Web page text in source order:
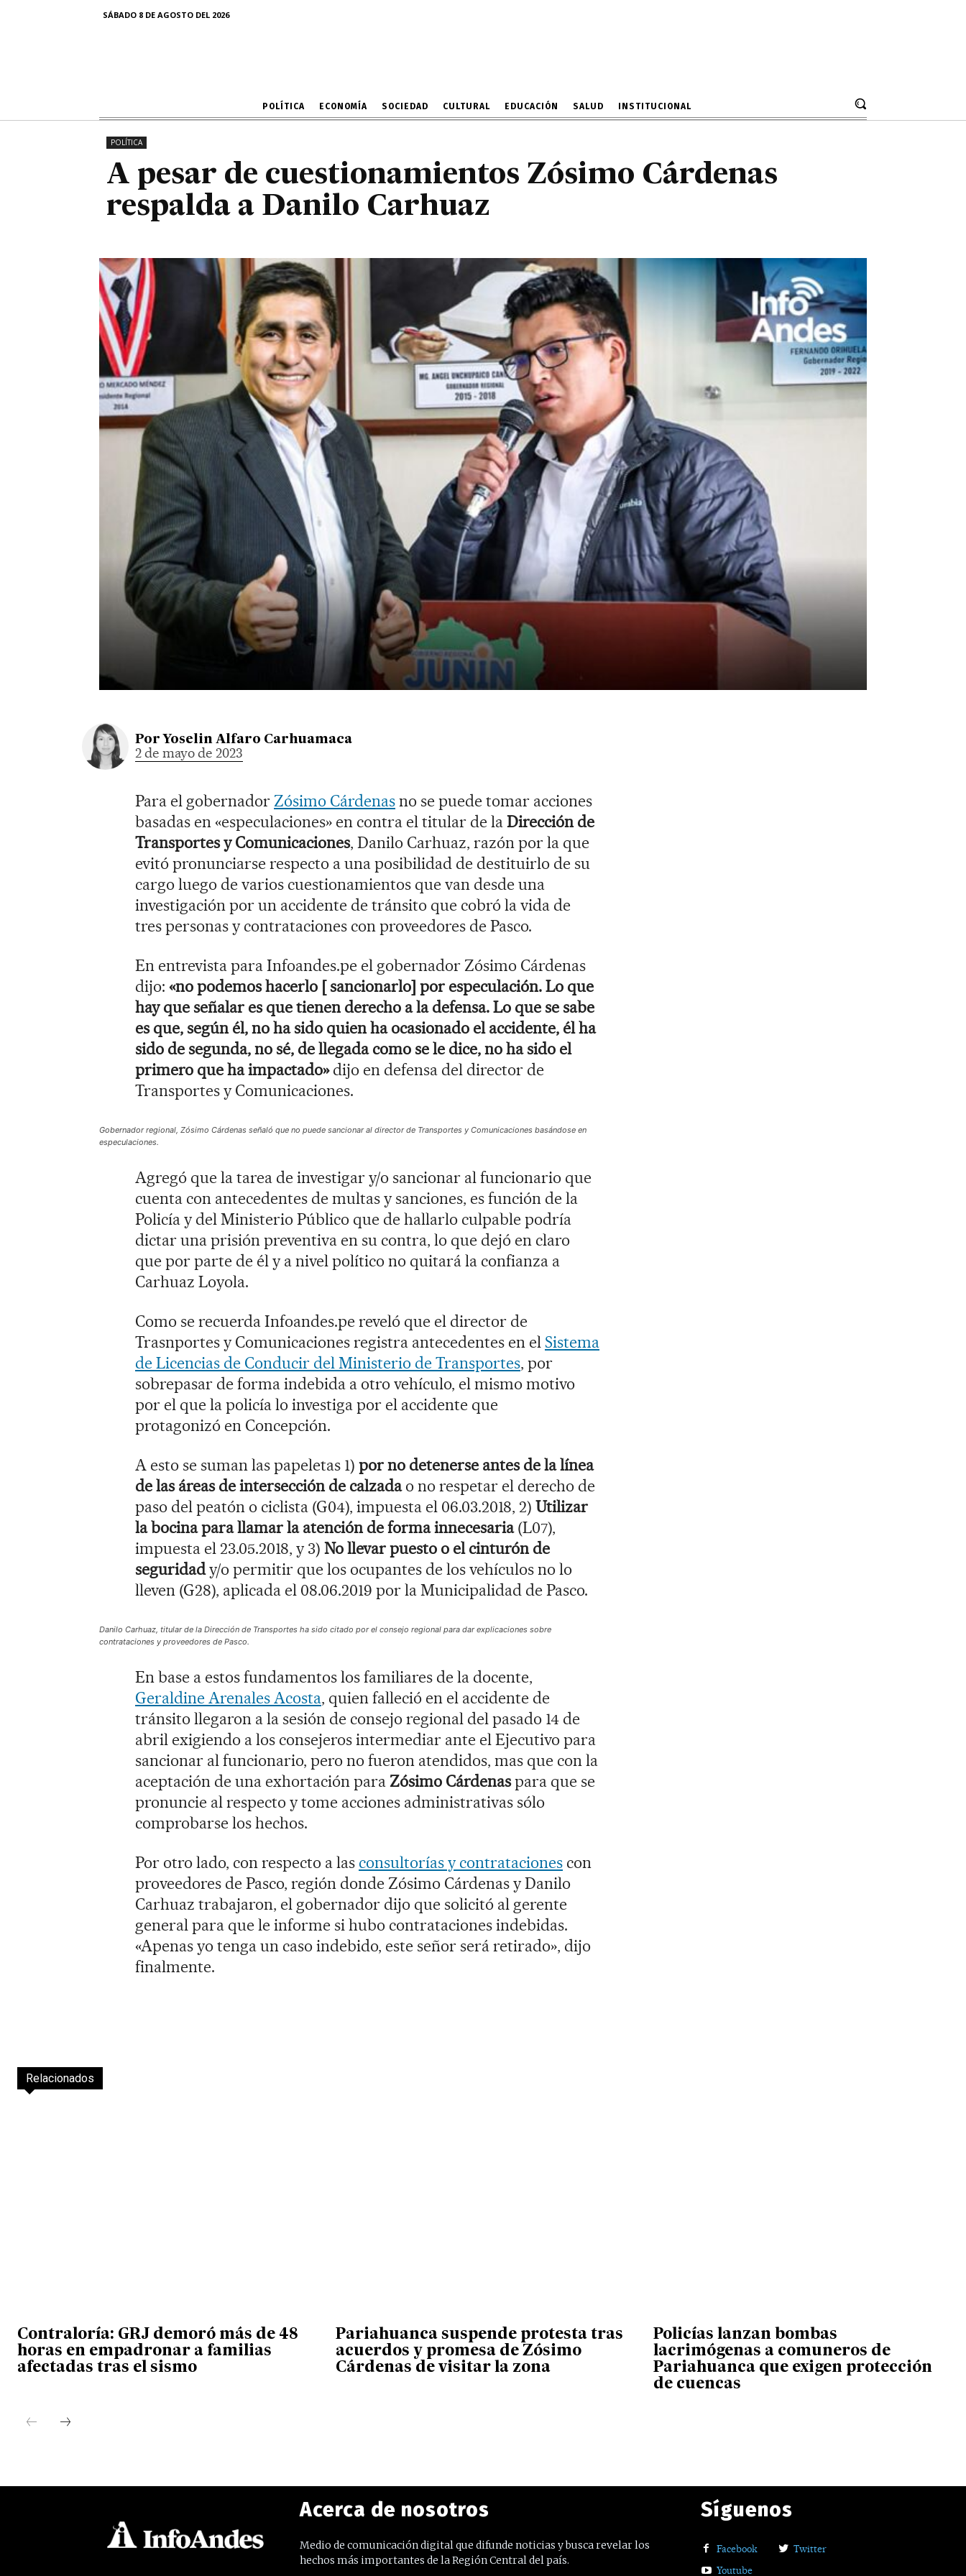
SÁBADO 8 DE AGOSTO DEL 2026
POLÍTICA ECONOMÍA SOCIEDAD CULTURAL EDUCACIÓN SALUD INSTITUCIONAL
A pesar de cuestionamientos Zósimo Cárdenas
POLÍTICA
A pesar de cuestionamientos Zósimo Cárdenas
respalda a Danilo Carhuaz
Por Yoselin Alfaro Carhuamaca
2 de mayo de 2023
Para el gobernador Zósimo Cárdenasno se puede tomar acciones
basadas en «especulaciones» en contra el titular de laDirección de
Transportes y Comunicaciones, Danilo Carhuaz, razón por la que
evitó pronunciarse respecto a una posibilidad de destituirlo de su
cargo luego de varios cuestionamientos que van desde una
investigación por un accidente de tránsito que cobró la vida de
tres personas y contrataciones con proveedores de Pasco.
En entrevista para Infoandes.pe el gobernador Zósimo Cárdenas
dijo: «no podemos hacerlo [ sancionarlo] por especulación. Lo que
hay que señalar es que tienen derecho a la defensa. Lo que se sabe
es que, según él, no ha sido quien ha ocasionado el accidente, él ha
sido de segunda, no sé, de llegada como se le dice, no ha sido el
primero que ha impactado»dijo en defensa del director de
Transportes y Comunicaciones.
Gobernador regional, Zósimo Cárdenas señaló que no puede sancionar al director de Transportes y Comunicaciones basándose en
especulaciones.
Agregó que la tarea de investigar y/o sancionar al funcionario que
cuenta con antecedentes de multas y sanciones, es función de la
Policía y del Ministerio Público que de hallarlo culpable podría
dictar una prisión preventiva en su contra, lo que dejó en claro
que por parte de él y a nivel político no quitará la confianza a
Carhuaz Loyola.
Como se recuerda Infoandes.pe reveló que el director de
Trasnportes y Comunicaciones registra antecedentes en el Sistema
de Licencias de Conducir del Ministerio de Transportes, por
sobrepasar de forma indebida a otro vehículo, el mismo motivo
por el que la policía lo investiga por el accidente que
protagonizó en Concepción.
A esto se suman las papeletas 1) por no detenerse antes de la línea
de las áreas de intersección de calzadao no respetar el derecho de
paso del peatón o ciclista (G04), impuesta el 06.03.2018, 2) Utilizar
la bocina para llamar la atención de forma innecesaria(L07),
impuesta el 23.05.2018, y 3) No llevar puesto o el cinturón de
seguridady/o permitir que los ocupantes de los vehículos no lo
lleven (G28), aplicada el 08.06.2019 por la Municipalidad de Pasco.
Danilo Carhuaz, titular de la Dirección de Transportes ha sido citado por el consejo regional para dar explicaciones sobre
contrataciones y proveedores de Pasco.
En base a estos fundamentos los familiares de la docente,
Geraldine Arenales Acosta, quien falleció en el accidente de
tránsito llegaron a la sesión de consejo regional del pasado 14 de
abril exigiendo a los consejeros intermediar ante el Ejecutivo para
sancionar al funcionario, pero no fueron atendidos, mas que con la
aceptación de una exhortación para Zósimo Cárdenaspara que se
pronuncie al respecto y tome acciones administrativas sólo
comprobarse los hechos.
Por otro lado, con respecto a las consultorías y contrataciones con
proveedores de Pasco, región donde Zósimo Cárdenas y Danilo
Carhuaz trabajaron, el gobernador dijo que solicitó al gerente
general para que le informe si hubo contrataciones indebidas.
«Apenas yo tenga un caso indebido, este señor será retirado», dijo
finalmente.
Relacionados
Contraloría: GRJ demoró más de 48
horas en empadronar a familias
afectadas tras el sismo
Pariahuanca suspende protesta tras
acuerdos y promesa de Zósimo
Cárdenas de visitar la zona
Policías lanzan bombas
lacrimógenas a comuneros de
Pariahuanca que exigen protección
de cuencas
Acerca de nosotros
Medio de comunicación digital que difunde noticias y busca revelar los
hechos más importantes de la Región Central del país.
Síguenos
Facebook
Twitter
Youtube